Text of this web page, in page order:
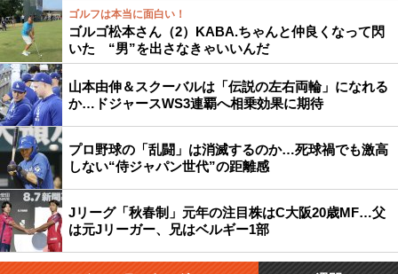
ゴルフは本当に面白い！
ゴルゴ松本さん（2）KABA.ちゃんと仲良くなって閃
いた “男”を出さなきゃいいんだ
山本由伸＆スクーバルは「伝説の左右両輪」になれる
か…ドジャースWS3連覇へ相乗効果に期待
プロ野球の「乱闘」は消滅するのか…死球禍でも激高
しない“侍ジャパン世代”の距離感
Jリーグ「秋春制」元年の注目株はC大阪20歳MF…父
は元Jリーガー、兄はベルギー1部